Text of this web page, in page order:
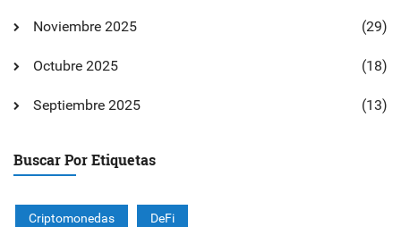
Noviembre 2025 (29)
Octubre 2025 (18)
Septiembre 2025 (13)
Buscar Por Etiquetas
Criptomonedas DeFi